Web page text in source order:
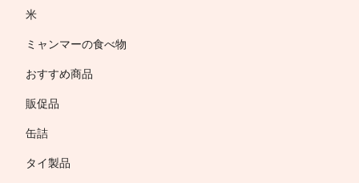
米
ミャンマーの食べ物
おすすめ商品
販促品
缶詰
タイ製品